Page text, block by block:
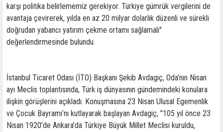
karşı politika belirlememiz gerekiyor. Türkiye gümrük vergilerini de
avantaja çevirerek, yılda en az 20 milyar dolarlık düzenli ve sürekli
doğrudan yabancı yatırım çekme ortamı sağlamalı"
değerlendirmesinde bulundu.
İstanbul Ticaret Odası (İTO) Başkanı Şekib Avdagiç, Oda’nın Nisan
ayı Meclis toplantısında, Türk iş dünyasının gündemindeki konulara
ilişkin görüşlerini açıkladı. Konuşmasına 23 Nisan Ulusal Egemenlik
ve Çocuk Bayramı’nı kutlayarak başlayan Avdagiç, "105 yıl önce 23
Nisan 1920’de Ankara’da Türkiye Büyük Millet Meclisi kuruldu,